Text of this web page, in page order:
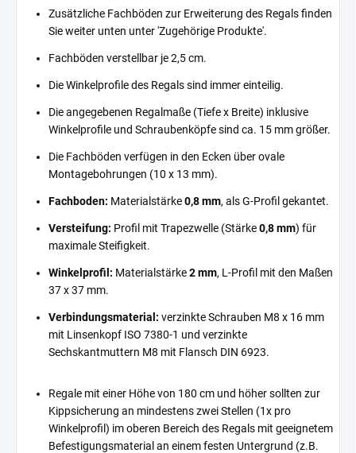
Zusätzliche Fachböden zur Erweiterung des Regals finden
Sie weiter unten unter 'Zugehörige Produkte'.
Fachböden verstellbar je 2,5 cm.
Die Winkelprofile des Regals sind immer einteilig.
Die angegebenen Regalmaße (Tiefe x Breite) inklusive
Winkelprofile und Schraubenköpfe sind ca. 15 mm größer.
Die Fachböden verfügen in den Ecken über ovale
Montagebohrungen (10 x 13 mm).
Fachboden: Materialstärke0,8 mm, als G-Profil gekantet.
Versteifung: Profil mit Trapezwelle (Stärke0,8 mm) für
maximale Steifigkeit.
Winkelprofil: Materialstärke2 mm, L-Profil mit den Maßen
37 x 37 mm.
Verbindungsmaterial: verzinkte Schrauben M8 x 16 mm
mit Linsenkopf ISO 7380-1 und verzinkte
Sechskantmuttern M8 mit Flansch DIN 6923.
Regale mit einer Höhe von 180 cm und höher sollten zur
Kippsicherung an mindestens zwei Stellen (1x pro
Winkelprofil) im oberen Bereich des Regals mit geeignetem
Befestigungsmaterial an einem festen Untergrund (z.B.